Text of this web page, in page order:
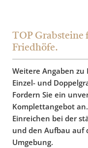
TOP
Friedhöfe.
Weitere Angaben zu
Einzel- und
Fordern Sie ein
Komplettangebot
Einreichen bei der
und den Aufbau auf
Umgebung.